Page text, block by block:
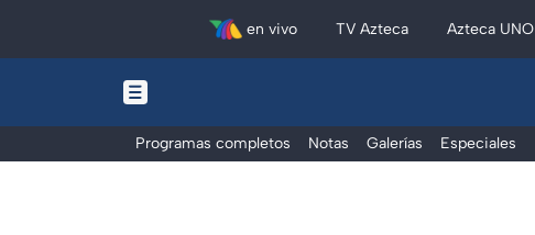
en vivo TV Azteca Azteca UNO
Programas completos Notas Galerías Especiales